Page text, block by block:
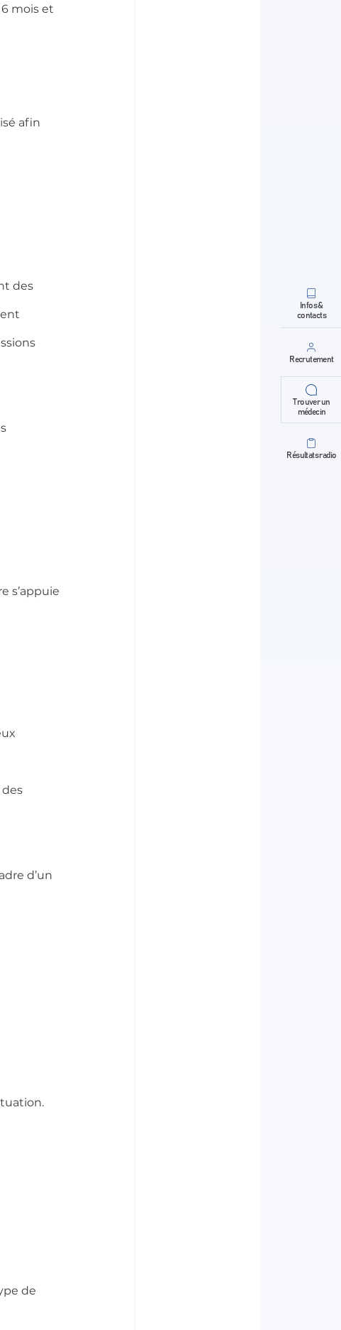
mois et
afin
des
s’appuie
d’un
de
Infos &
contacts
Recrutement
Trouver un
médecin
Résultats radio